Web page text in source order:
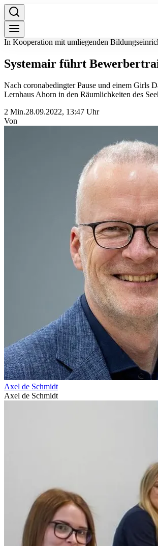
In Kooperation mit umliegenden
Systemair führt
Nach coronabedingter Pause und einem Girls
Lernhaus Ahorn in den Räumlichkeiten des
2 Min.28.09.2022, 13:47 Uhr
Von
Axel de Schmidt
Axel de Schmidt